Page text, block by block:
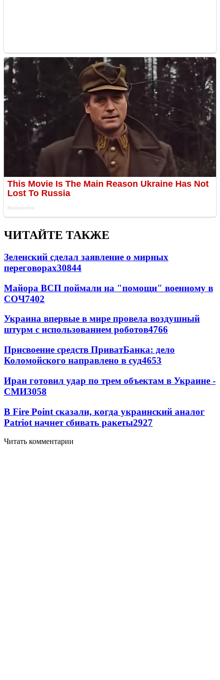
ЧИТАЙТЕ ТАКЖЕ
Зеленский сделал заявление о мирных
переговорах30844
Майора ВСП поймали на "помощи" военному в
СОЧ7402
Украина впервые в мире провела воздушный
штурм с использованием роботов4766
Присвоение средств ПриватБанка: дело
Коломойского направлено в суд4653
Иран готовил удар по трем объектам в Украине -
СМИ3058
В Fire Point сказали, когда украинский аналог
Patriot начнет сбивать ракеты2927
Читать комментарии